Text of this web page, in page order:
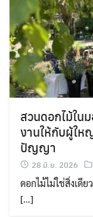
สวนดอกไม้ใน
งานให้กับผู้ใ
ปัญญา
28 มิ.ย. 2026
ดอกไม้ไม่ใช่สิ่งเดี
[…]